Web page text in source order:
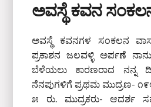
ಅವಸ್ಥೆ ಕವನ
ಅವಸ್ಥೆ ಕವನಗಳ ಸಂಕಲನ
ಪ್ರಕಾಶನ ಜಲವಳ್ಳಿ ಅರ್ಪಣೆ
ಬೆಳೆಯಲು ಕಾರಣರಾದ ನನ್ನ
ನೆನಪುಗಳಿಗೆ ಪ್ರಥಮ ಮುದ್ರಣ-
೫ ರು. ಮುದ್ರಕರು- ಆದರ್ಶ